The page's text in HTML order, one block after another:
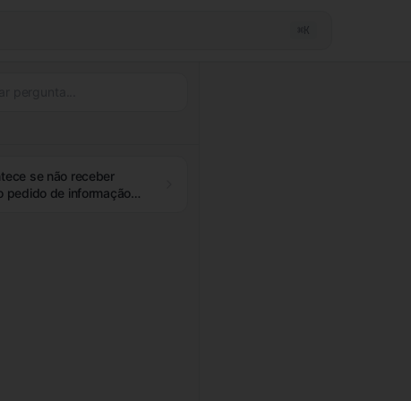
⌘K
se não receber
pedido de informação